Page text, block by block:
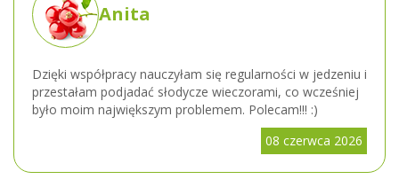
Anita
Dzięki współpracy nauczyłam się regularności w jedzeniu i
przestałam podjadać słodycze wieczorami, co wcześniej
było moim największym problemem. Polecam!!! :)
08 czerwca 2026